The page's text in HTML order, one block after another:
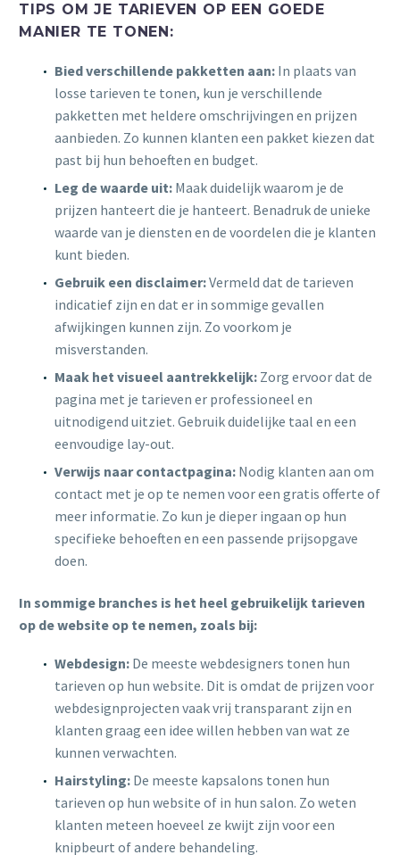
TIPS OM JE TARIEVEN OP EEN GOEDE
MANIER TE TONEN:
Bied verschillende pakketten aan: In plaats van
losse tarieven te tonen, kun je verschillende
pakketten met heldere omschrijvingen en prijzen
aanbieden. Zo kunnen klanten een pakket kiezen dat
past bij hun behoeften en budget.
Leg de waarde uit: Maak duidelijk waarom je de
prijzen hanteert die je hanteert. Benadruk de unieke
waarde van je diensten en de voordelen die je klanten
kunt bieden.
Gebruik een disclaimer:Vermeld dat de tarieven
indicatief zijn en dat er in sommige gevallen
afwijkingen kunnen zijn. Zo voorkom je
misverstanden.
Maak het visueel aantrekkelijk: Zorg ervoor dat de
pagina met je tarieven er professioneel en
uitnodigend uitziet. Gebruik duidelijke taal en een
eenvoudige lay-out.
Verwijs naar contactpagina: Nodig klanten aan om
contact met je op te nemen voor een gratis offerte of
meer informatie. Zo kun je dieper ingaan op hun
specifieke behoeften en een passende prijsopgave
doen.
In sommige branches is het heel gebruikelijk tarieven
op de website op te nemen, zoals bij:
Webdesign: De meeste webdesigners tonen hun
tarieven op hun website. Dit is omdat de prijzen voor
webdesignprojecten vaak vrij transparant zijn en
klanten graag een idee willen hebben van wat ze
kunnen verwachten.
Hairstyling: De meeste kapsalons tonen hun
tarieven op hun website of in hun salon. Zo weten
klanten meteen hoeveel ze kwijt zijn voor een
knipbeurt of andere behandeling.